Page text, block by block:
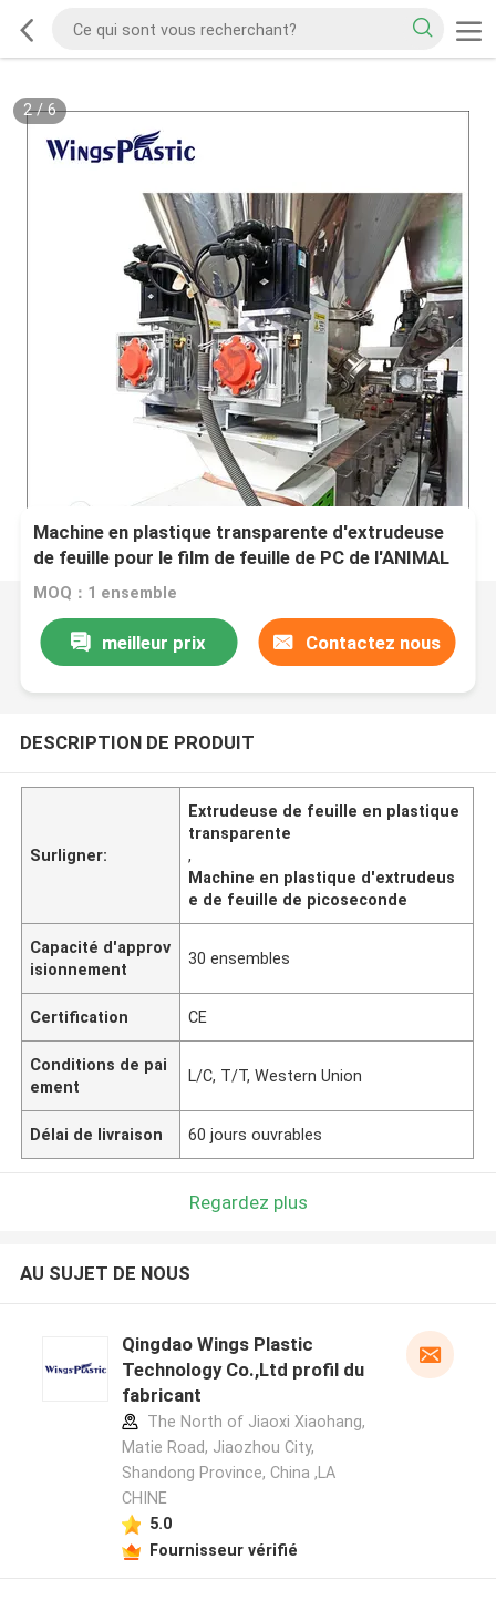
2/6
Machine en plastique transparente d'extrudeuse
de feuille pour le film de feuille de PC de l'ANIMAL
FAMILIER pp EVA picoseconde
MOQ：1 ensemble
meilleur prix Contactez nous
DESCRIPTION DE PRODUIT
Surligner:
Extrudeuse de feuille en plastique
transparente
,
Machine en plastique d'extrudeus
e de feuille de picoseconde
Capacité d'approv
isionnement
30 ensembles
Certification CE
Conditions de pai
ement
L/C, T/T, Western Union
Délai de livraison 60 jours ouvrables
Regardez plus
AU SUJET DE NOUS
Qingdao Wings Plastic
Technology Co.,Ltd profil du
fabricant
The North of Jiaoxi Xiaohang,
Matie Road, Jiaozhou City,
Shandong Province, China ,LA
CHINE
5.0
Fournisseur vérifié